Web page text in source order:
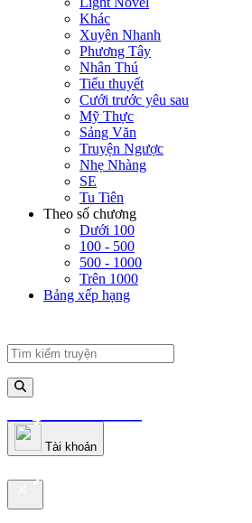
Khác
Xuyên Nhanh
Phương Tây
Nhân Thú
Tiểu thuyết
Cưới trước yêu sau
Mỹ Thực
Sảng Văn
Truyện Ngược
Nhẹ Nhàng
SE
Tu Tiên
Theo số chương
Dưới 100
100 - 500
500 - 1000
Trên 1000
Bảng xếp hạng
truyenfullz.com
Tài khoản
truyenfullz.com